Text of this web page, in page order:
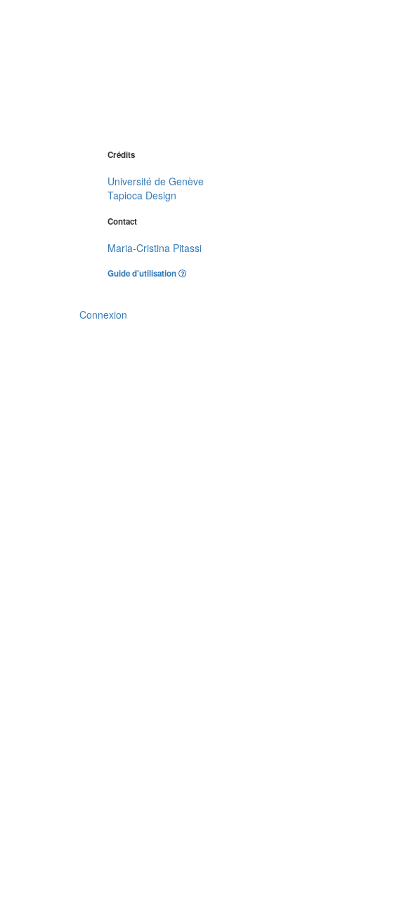
Crédits
Université de Genève
Tapioca Design
Contact
Maria-Cristina Pitassi
Guide d'utilisation
Connexion